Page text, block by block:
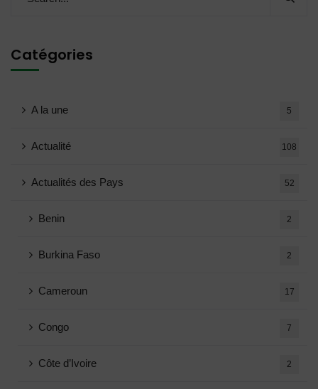
Catégories
A la une 5
Actualité 108
Actualités des Pays 52
Benin 2
Burkina Faso 2
Cameroun 17
Congo 7
Côte d’Ivoire 2